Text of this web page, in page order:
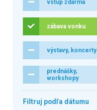
vstup zdarma
zábava vonku
výstavy, koncerty
prednášky,
workshopy
Filtruj podľa dátumu